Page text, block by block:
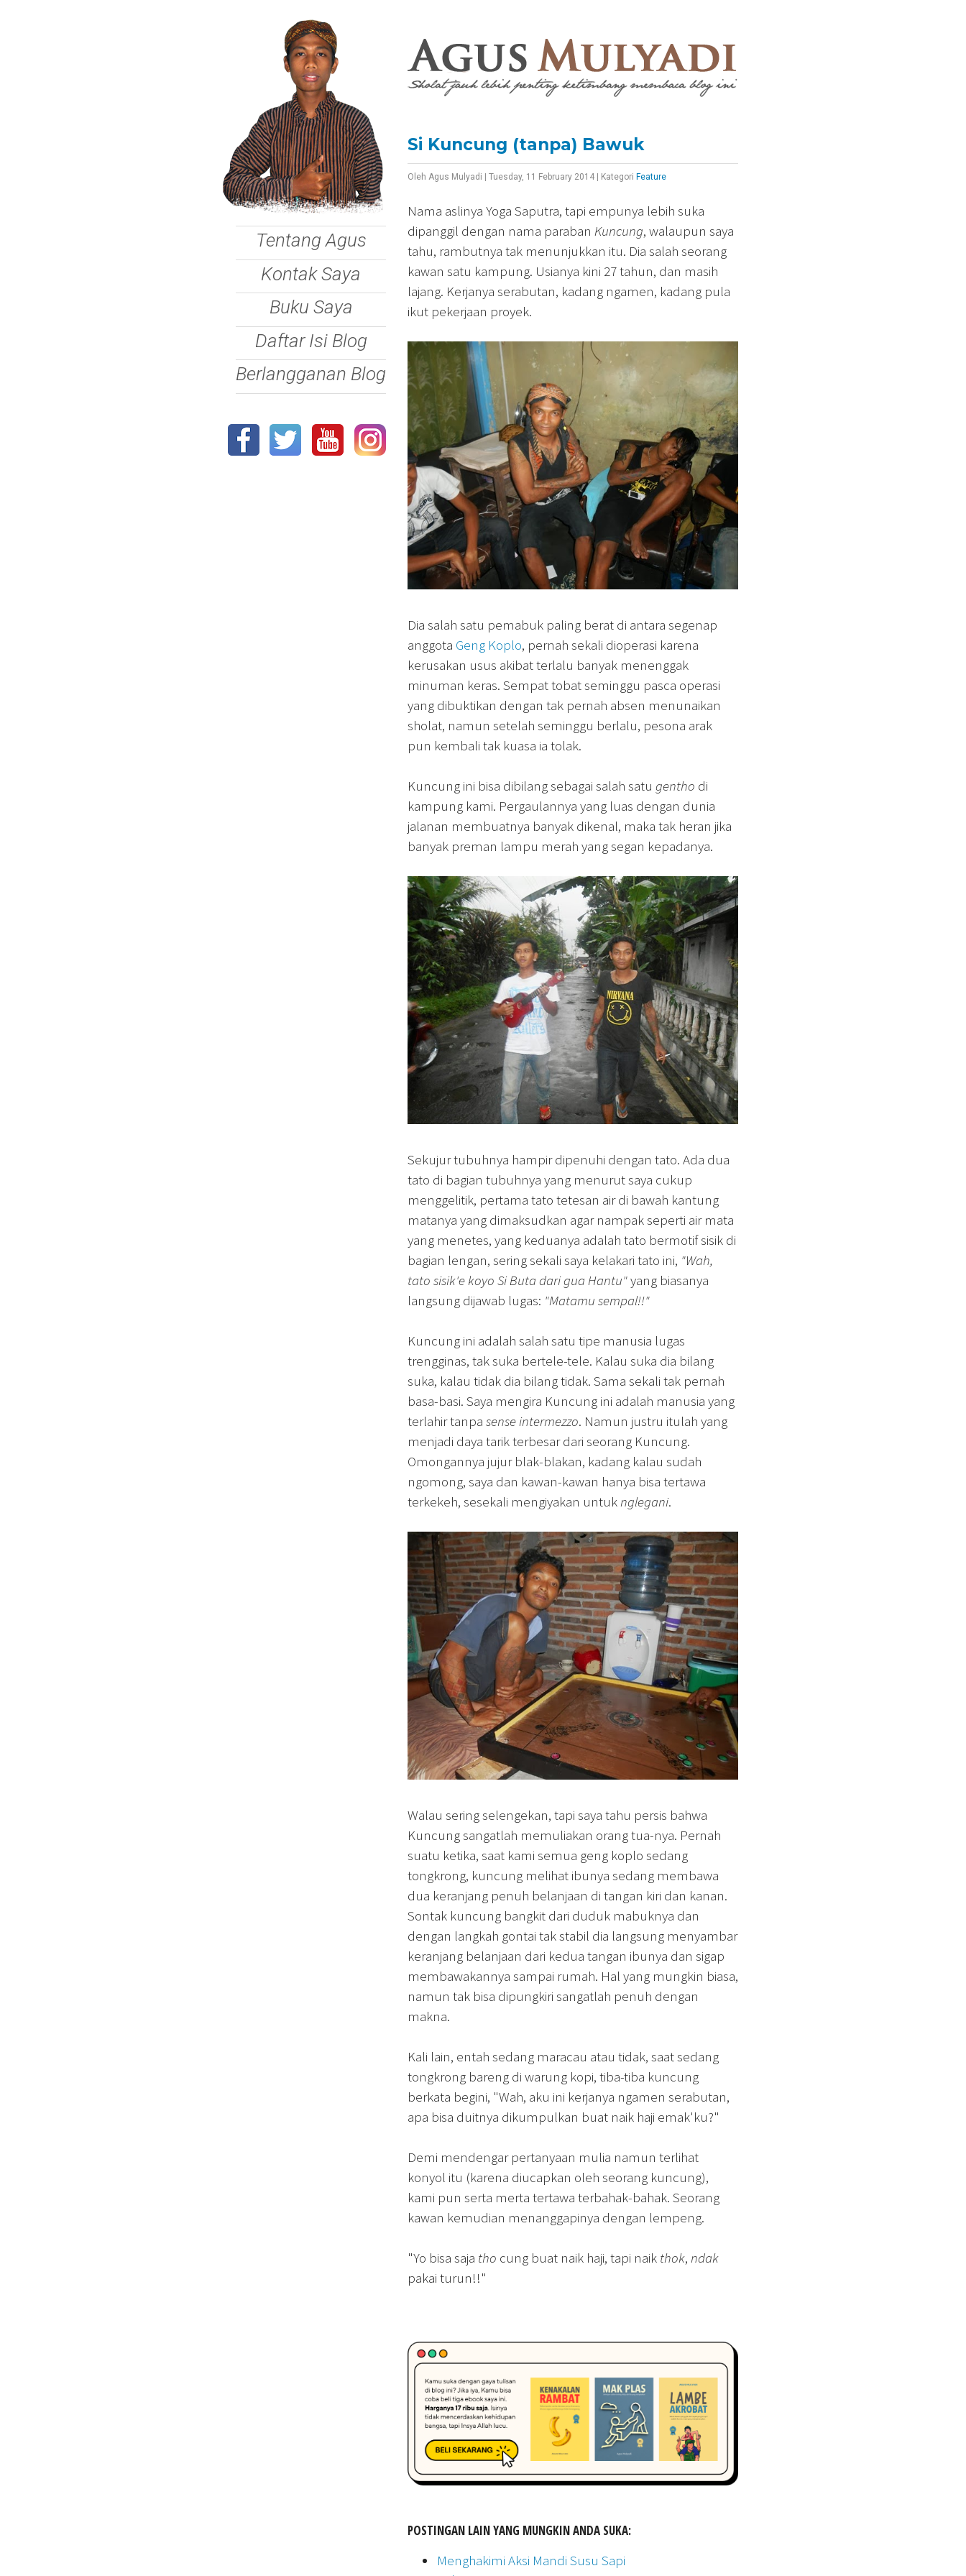
Tentang Agus
Kontak Saya
Buku Saya
Daftar Isi Blog
Berlangganan Blog
Si Kuncung (tanpa) Bawuk
Oleh Agus Mulyadi Tuesday, 11 February 2014 Kategori Feature
Nama aslinya Yoga Saputra, tapi empunya lebih suka
dipanggil dengan nama paraban Kuncung, walaupun saya
tahu, rambutnya tak menunjukkan itu. Dia salah seorang
kawan satu kampung. Usianya kini 27 tahun, dan masih
lajang. Kerjanya serabutan, kadang ngamen, kadang pula
ikut pekerjaan proyek.
Dia salah satu pemabuk paling berat di antara segenap
anggota Geng Koplo, pernah sekali dioperasi karena
kerusakan usus akibat terlalu banyak menenggak
minuman keras. Sempat tobat seminggu pasca operasi
yang dibuktikan dengan tak pernah absen menunaikan
sholat, namun setelah seminggu berlalu, pesona arak
pun kembali tak kuasa ia tolak.
Kuncung ini bisa dibilang sebagai salah satu gentho di
kampung kami. Pergaulannya yang luas dengan dunia
jalanan membuatnya banyak dikenal, maka tak heran jika
banyak preman lampu merah yang segan kepadanya.
Sekujur tubuhnya hampir dipenuhi dengan tato. Ada dua
tato di bagian tubuhnya yang menurut saya cukup
menggelitik, pertama tato tetesan air di bawah kantung
matanya yang dimaksudkan agar nampak seperti air mata
yang menetes, yang keduanya adalah tato bermotif sisik di
bagian lengan, sering sekali saya kelakari tato ini, "Wah,
tato sisik'e koyo Si Buta dari gua Hantu"yang biasanya
langsung dijawab lugas: "Matamu sempal!!"
Kuncung ini adalah salah satu tipe manusia lugas
trengginas, tak suka bertele-tele. Kalau suka dia bilang
suka, kalau tidak dia bilang tidak. Sama sekali tak pernah
basa-basi. Saya mengira Kuncung ini adalah manusia yang
terlahir tanpa sense intermezzo. Namun justru itulah yang
menjadi daya tarik terbesar dari seorang Kuncung.
Omongannya jujur blak-blakan, kadang kalau sudah
ngomong, saya dan kawan-kawan hanya bisa tertawa
terkekeh, sesekali mengiyakan untuknglegani.
Walau sering selengekan, tapi saya tahu persis bahwa
Kuncung sangatlah memuliakan orang tua-nya. Pernah
suatu ketika, saat kami semua geng koplo sedang
tongkrong, kuncung melihat ibunya sedang membawa
dua keranjang penuh belanjaan di tangan kiri dan kanan.
Sontak kuncung bangkit dari duduk mabuknya dan
dengan langkah gontai tak stabil dia langsung menyambar
keranjang belanjaan dari kedua tangan ibunya dan sigap
membawakannya sampai rumah. Hal yang mungkin biasa,
namun tak bisa dipungkiri sangatlah penuh dengan
makna.
Kali lain, entah sedang maracau atau tidak, saat sedang
tongkrong bareng di warung kopi, tiba-tiba kuncung
berkata begini, "Wah, aku ini kerjanya ngamen serabutan,
apa bisa duitnya dikumpulkan buat naik haji emak'ku?"
Demi mendengar pertanyaan mulia namun terlihat
konyol itu (karena diucapkan oleh seorang kuncung),
kami pun serta merta tertawa terbahak-bahak. Seorang
kawan kemudian menanggapinya dengan lempeng.
"Yo bisa saja tho cung buat naik haji, tapi naik thok, ndak
pakai turun!!"
POSTINGAN LAIN YANG MUNGKIN ANDA SUKA:
Menghakimi Aksi Mandi Susu Sapi